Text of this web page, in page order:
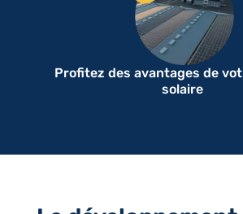
Profitez des avantages de
solaire